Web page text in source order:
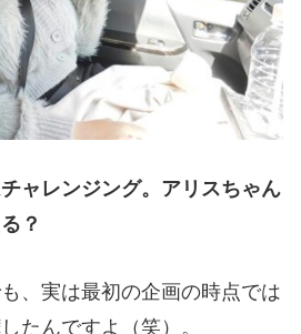
レンジング。アリスちゃん
？
、実は最初の企画の時点では
たんですよ（笑）。